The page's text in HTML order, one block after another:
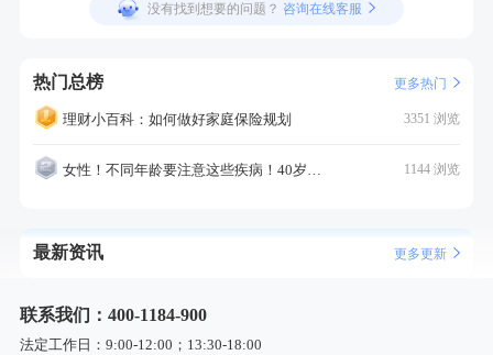
没有找到想要的问题？ 咨询在线客服
热门总榜 更多热门
理财小百科：如何做好家庭保险规划 3351 浏览
女性！不同年龄要注意这些疾病！40岁的这个疾病最需要注意！ 1144 浏览
最新资讯 更多更新
联系我们：400-1184-900
法定工作日：9:00-12:00；13:30-18:00